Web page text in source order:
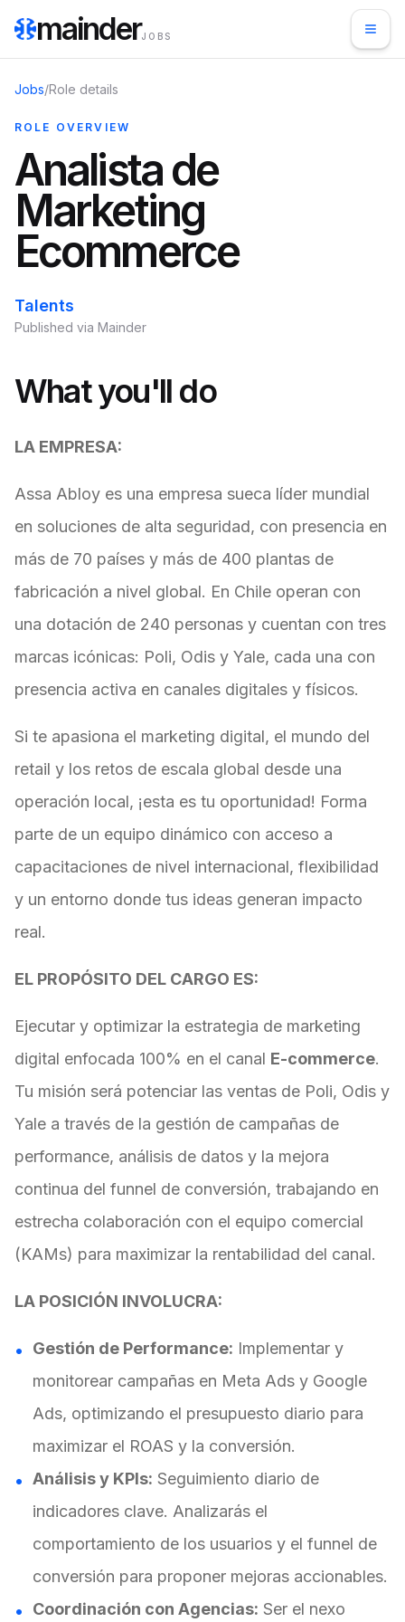
mainderJOBS
Jobs/Role details
ROLE OVERVIEW
Analista de
Marketing
Ecommerce
Talents
Published via Mainder
What you'll do
LA EMPRESA:
Assa Abloy es una empresa sueca líder mundial
en soluciones de alta seguridad, con presencia en
más de 70 países y más de 400 plantas de
fabricación a nivel global. En Chile operan con
una dotación de 240 personas y cuentan con tres
marcas icónicas: Poli, Odis y Yale, cada una con
presencia activa en canales digitales y físicos.
Si te apasiona el marketing digital, el mundo del
retail y los retos de escala global desde una
operación local, ¡esta es tu oportunidad! Forma
parte de un equipo dinámico con acceso a
capacitaciones de nivel internacional, flexibilidad
y un entorno donde tus ideas generan impacto
real.
EL PROPÓSITO DEL CARGO ES:
Ejecutar y optimizar la estrategia de marketing
digital enfocada 100% en el canal E-commerce.
Tu misión será potenciar las ventas de Poli, Odis y
Yale a través de la gestión de campañas de
performance, análisis de datos y la mejora
continua del funnel de conversión, trabajando en
estrecha colaboración con el equipo comercial
(KAMs) para maximizar la rentabilidad del canal.
LA POSICIÓN INVOLUCRA:
Gestión de Performance: Implementar y
monitorear campañas en Meta Ads y Google
Ads, optimizando el presupuesto diario para
maximizar el ROAS y la conversión.
Análisis y KPIs: Seguimiento diario de
indicadores clave. Analizarás el
comportamiento de los usuarios y el funnel de
conversión para proponer mejoras accionables.
Coordinación con Agencias: Ser el nexo